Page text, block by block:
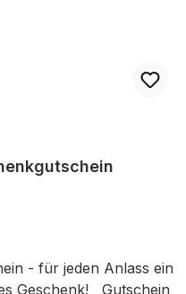
- für jeden Anlass ein
Geschenk! Gutschein